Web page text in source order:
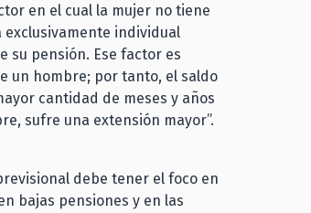
en el cual la mujer no tiene
individual
su pensión. Ese factor es
un hombre; por tanto, el saldo
cantidad de meses y años
sufre una extensión mayor”.
debe tener el foco en
bajas pensiones y en las